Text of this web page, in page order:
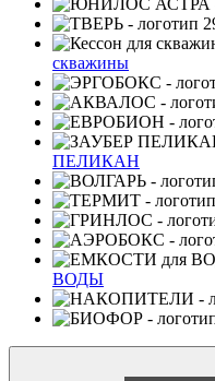
скважины
ПЕЛИКАН
ВОДЫ